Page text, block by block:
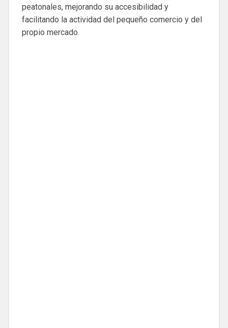
peatonales, mejorando su accesibilidad y
facilitando la actividad del pequeño comercio y del
propio mercado.